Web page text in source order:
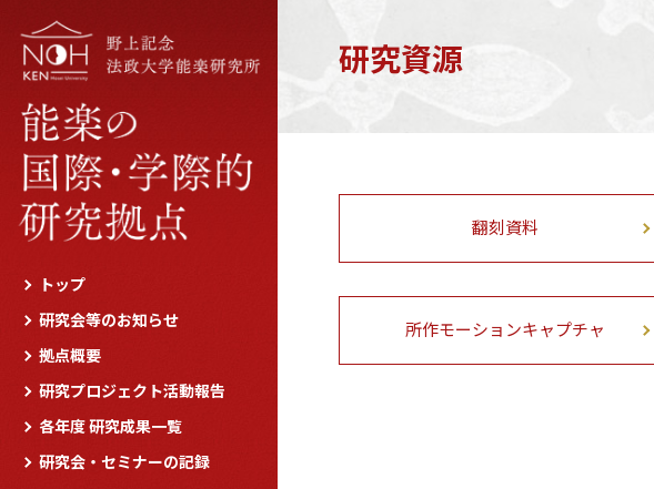
トップ
研究会等のお知らせ
拠点概要
研究プロジェクト活動報告
各年度 研究成果一覧
研究会・セミナーの記録
研究資源
翻刻資料
所作モーションキャプチャ